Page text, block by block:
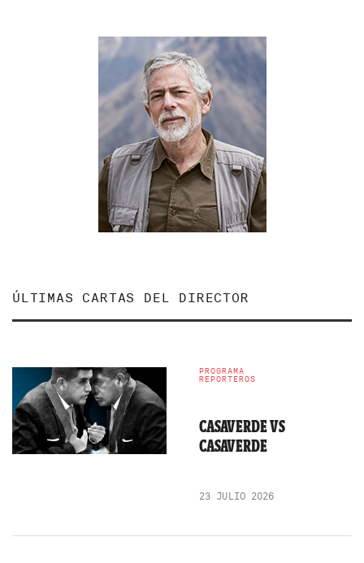
ÚLTIMAS CARTAS DEL DIRECTOR
PROGRAMA
REPORTEROS
CASAVERDE VS
CASAVERDE
23 JULIO 2026